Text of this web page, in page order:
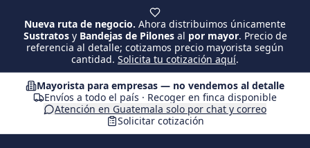
Nueva ruta de negocio. Ahora distribuimos únicamente
Sustratosy Bandejas de Pilonesal por mayor. Precio de
referencia al detalle; cotizamos precio mayorista según
cantidad. Solicita tu cotización aquí.
Mayorista para empresas — no vendemos al detalle
Envíos a todo el país · Recoger en finca disponible
Atención en Guatemala solo por chat y correo
Solicitar cotización